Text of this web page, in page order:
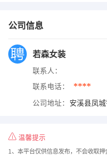
公司信息
若森女装
联系人：
联系电话： ****
公司地址： 安溪县凤
温馨提示
1、本平台仅供信息发布，不会收取押